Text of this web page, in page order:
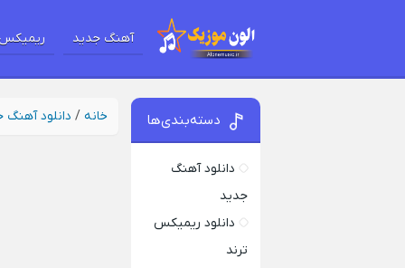
آهنگ جدید
خانه / دانلود آهنگ دسته‌بندی‌ها
دانلود آهنگ
جدید
دانلود ریمیکس
ترند